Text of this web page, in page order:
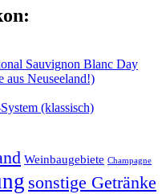
Sauvignon Blanc Day
aus Neuseeland!)
(klassisch)
Weinbaugebiete Champagne
sonstige Getränke